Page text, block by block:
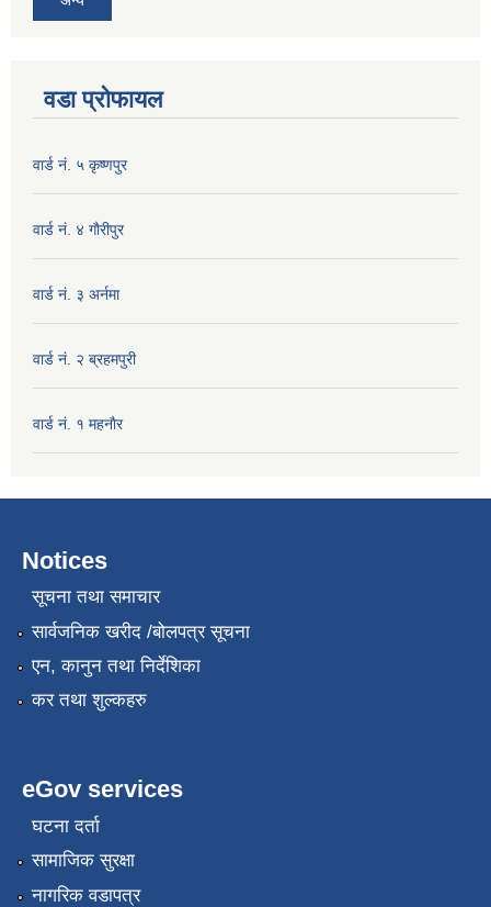
वडा प्रोफायल
वार्ड नं. ५ कृष्णपुर
वार्ड नं. ४ गाैरीपुर
वार्ड नं. ३ अर्नमा
वार्ड नं. २ ब्रहमपुरी
वार्ड नं. १ महनाैर
Notices
सूचना तथा समाचार
सार्वजनिक खरीद /बोलपत्र सूचना
एन, कानुन तथा निर्देशिका
कर तथा शुल्कहरु
eGov services
घटना दर्ता
सामाजिक सुरक्षा
नागरिक वडापत्र